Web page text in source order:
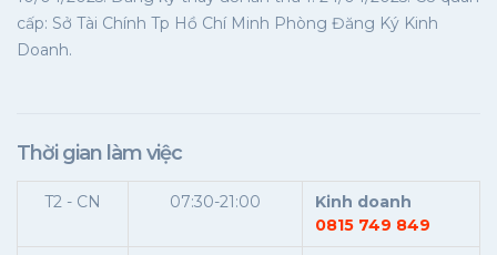
cấp: Sở Tài Chính Tp Hồ Chí Minh Phòng Đăng Ký Kinh
Doanh.
Thời gian làm việc
T2 - CN 07:30-21:00
Kinh doanh
0815 749 849